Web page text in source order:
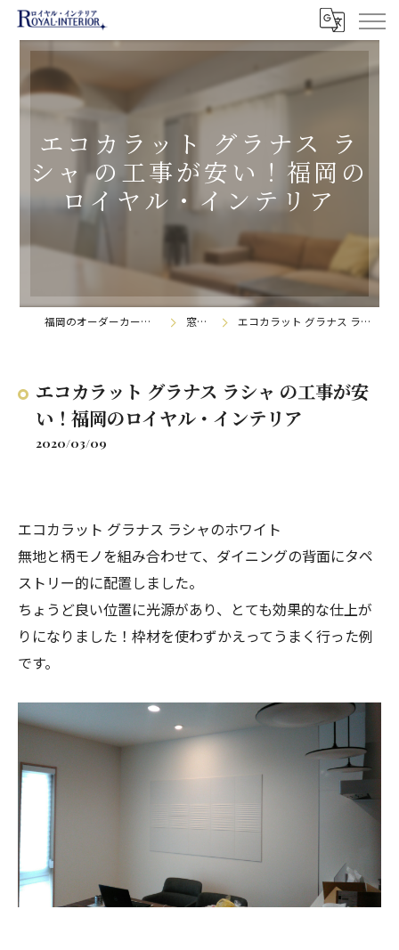
エコカラット グラナス ラ
シャ の工事が安い！福岡の
ロイヤル・インテリア
福岡のオーダーカーテンなら株式会社ロイヤル・インテリア 窓辺の日記帳 エコカラット グラナス ラシャ の工事が安い！福岡のロイヤル・インテリア
エコカラット グラナス ラシャ の工事が安
い！福岡のロイヤル・インテリア
2020/03/09
エコカラット グラナス ラシャのホワイト
無地と柄モノを組み合わせて、ダイニングの背面にタペ
ストリー的に配置しました。
ちょうど良い位置に光源があり、とても効果的な仕上が
りになりました！枠材を使わずかえってうまく行った例
です。